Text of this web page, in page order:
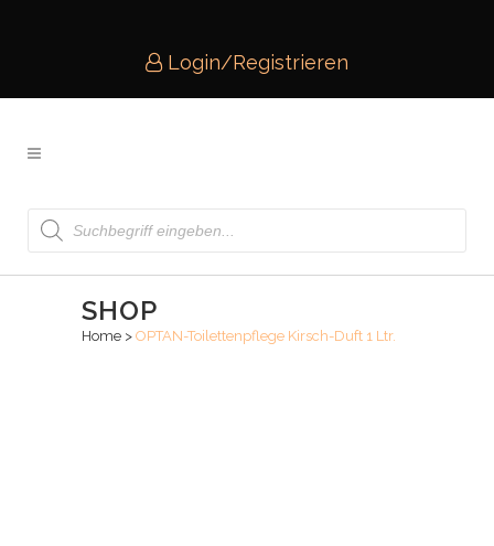
Login/Registrieren
Products
search
SHOP
Home > OPTAN-Toilettenpflege Kirsch-Duft 1 Ltr.